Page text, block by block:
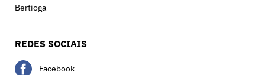
Bertioga
REDES SOCIAIS
Facebook